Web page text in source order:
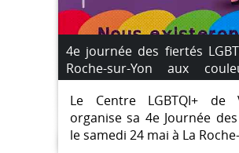
4e journée des fiertés
Roche-sur-Yon aux
l’inclusion #Marche des
Le Centre LGBTQI+ de
organise sa 4e Journée
le samedi 24 mai à La